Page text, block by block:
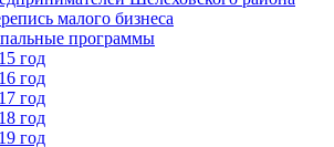
малого бизнеса
программы
год
год
год
год
год